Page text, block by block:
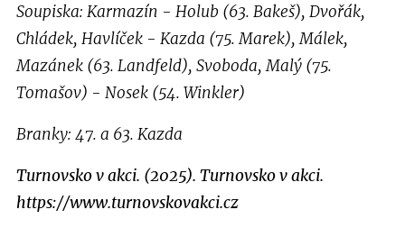
Soupiska: Karmazín - Holub (63. Bakeš), Dvořák,
Chládek, Havlíček - Kazda (75. Marek), Málek,
Mazánek (63. Landfeld), Svoboda, Malý (75.
Tomašov) - Nosek (54. Winkler)
Branky: 47. a 63. Kazda
Turnovsko v akci. (2025). Turnovsko v akci.
https://www.turnovskovakci.cz